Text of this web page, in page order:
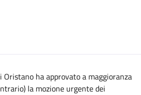
Oristano ha approvato a maggioranza
la mozione urgente dei